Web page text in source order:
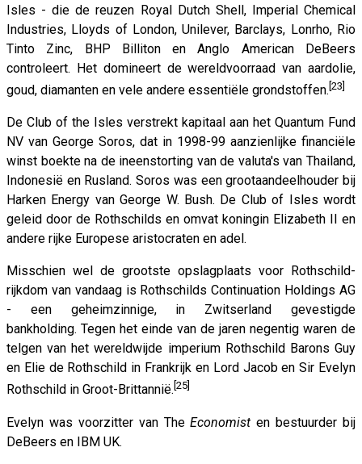
Isles - die de reuzen Royal Dutch Shell, Imperial Chemical
Industries, Lloyds of London, Unilever, Barclays, Lonrho, Rio
Tinto Zinc, BHP Billiton en Anglo American DeBeers
controleert. Het domineert de wereldvoorraad van aardolie,
goud, diamanten en vele andere essentiële grondstoffen. [23]
De Club of the Isles verstrekt kapitaal aan het Quantum Fund
NV van George Soros, dat in 1998-99 aanzienlijke financiële
winst boekte na de ineenstorting van de valuta's van Thailand,
Indonesië en Rusland. Soros was een grootaandeelhouder bij
Harken Energy van George W. Bush. De Club of Isles wordt
geleid door de Rothschilds en omvat koningin Elizabeth II en
andere rijke Europese aristocraten en adel.
Misschien wel de grootste opslagplaats voor Rothschild-
rijkdom van vandaag is Rothschilds Continuation Holdings AG
- een geheimzinnige, in Zwitserland gevestigde
bankholding. Tegen het einde van de jaren negentig waren de
telgen van het wereldwijde imperium Rothschild Barons Guy
en Elie de Rothschild in Frankrijk en Lord Jacob en Sir Evelyn
Rothschild in Groot-Brittannië. [25]
Evelyn was voorzitter van TheEconomist en bestuurder bij
DeBeers en IBM UK.